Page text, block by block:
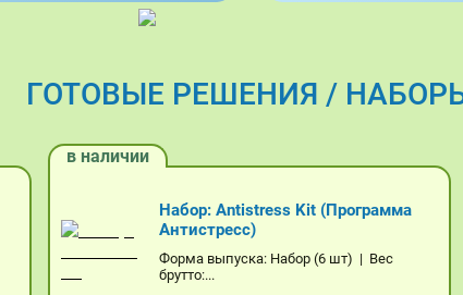
ГОТОВЫЕ РЕШЕНИЯ /
в наличии
Набор: Antistress Kit (Программа
Антистресс)
Форма выпуска: Набор (6 шт) | Вес
брутто:...